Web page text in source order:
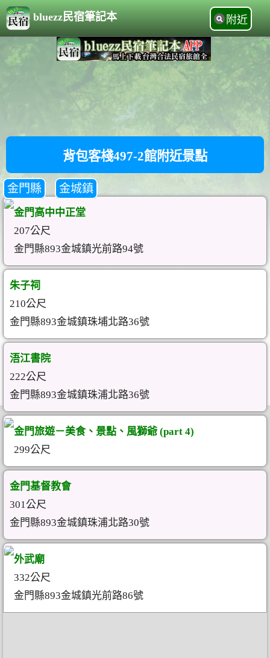
bluezz民宿筆記本 附近
背包客棧497-2館附近景點
金門縣 金城鎮
金門高中中正堂
207公尺
金門縣893金城鎮光前路94號
朱子祠
210公尺
金門縣893金城鎮珠埔北路36號
浯江書院
222公尺
金門縣893金城鎮珠浦北路36號
金門旅遊－美食、景點、風獅爺 (part 4)
299公尺
金門基督教會
301公尺
金門縣893金城鎮珠浦北路30號
外武廟
332公尺
金門縣893金城鎮光前路86號